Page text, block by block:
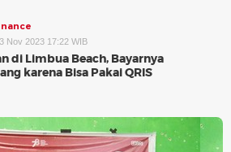
Nov 2023 17:22 WIB
di Limbua Beach, Bayarnya
karena Bisa Pakai QRIS